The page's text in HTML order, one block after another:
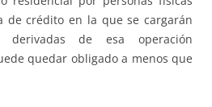
de crédito en la que se cargarán
derivadas de esa operación
quedar obligado a menos que